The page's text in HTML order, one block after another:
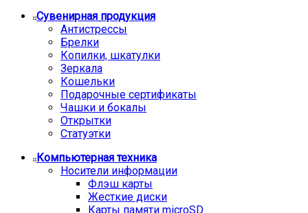
Сувенирная продукция
Антистрессы
Брелки
Копилки, шкатулки
Зеркала
Кошельки
Подарочные сертификаты
Чашки и бокалы
Открытки
Статуэтки
Компьютерная техника
Носители информации
Флэш карты
Жесткие диски
Карты памяти microSD